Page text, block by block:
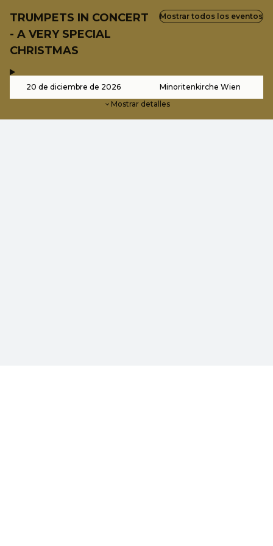
TRUMPETS IN CONCERT
- A VERY SPECIAL
CHRISTMAS
20 de diciembre de 2026 Minoritenkirche Wien
Mostrar detalles
Mostrar todos los eventos